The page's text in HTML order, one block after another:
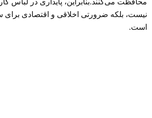
محافظت می‌کنند.بنابراین، پایداری در لباس
نیست، بلکه ضرورتی اخلاقی و اقتصادی
است.